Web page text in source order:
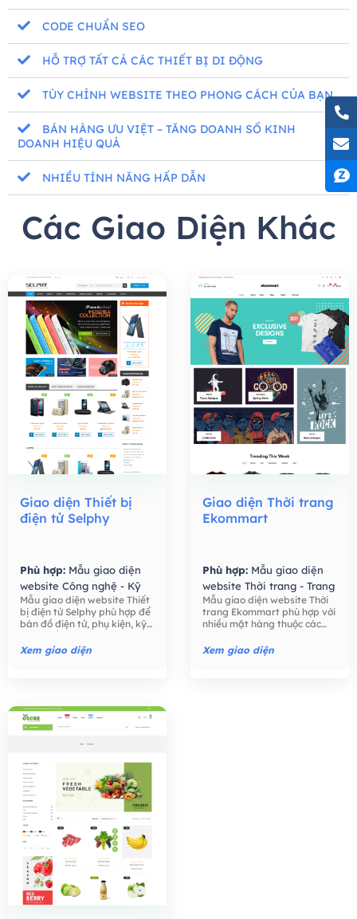
CODE CHUẨN SEO
HỖ TRỢ TẤT CẢ CÁC THIẾT BỊ DI ĐỘNG
TÙY CHỈNH WEBSITE THEO PHONG CÁCH CỦA BẠN
BÁN HÀNG ƯU VIỆT – TĂNG DOANH SỐ KINH
DOANH HIỆU QUẢ
NHIỀU TÍNH NĂNG HẤP DẪN
Các Giao Diện Khác
Giao diện Thiết bị
điện tử Selphy
Phù hợp: Mẫu giao diện
website Công nghệ - Kỹ
thuật số,Mẫu giao diện
website Bán hàng -
Thương mại điện tử,
Mẫu giao diện website Thiết
bị điện tử Selphy phù hợp để
bán đồ điện tử, phụ kiện, kỹ
thuật số như điện thoại, máy
tính, máy ảnh, các phụ kiện
điện tử,….
Xem giao diện
Giao diện Thời trang
Ekommart
Phù hợp: Mẫu giao diện
website Thời trang - Trang
Sức,Mẫu giao diện
website Bán hàng -
Thương mại điện tử,
Mẫu giao diện website Thời
trang Ekommart phù hợp với
nhiều mặt hàng thuộc các
thực phẩm, công nghệ, đồ
chơi trẻ em, đồng hồ, …
Xem giao diện